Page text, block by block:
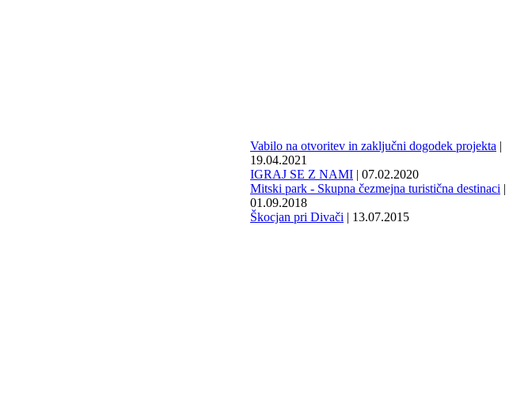
Vabilo na otvoritev in zaključni dogodek projekta |
19.04.2021
IGRAJ SE Z NAMI | 07.02.2020
Mitski park - Skupna čezmejna turistična destinaci |
01.09.2018
Škocjan pri Divači | 13.07.2015